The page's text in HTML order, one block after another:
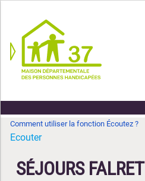
Comment utiliser la fonction Écoutez ?
Ecouter
SÉJOURS FALRET